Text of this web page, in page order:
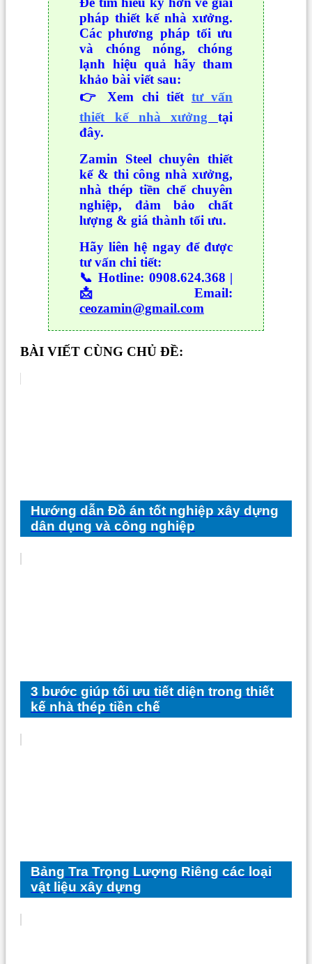
pháp thiết kế nhà xưởng.
Các phương pháp tối ưu
và chóng nóng, chóng
lạnh hiệu quả hãy tham
khảo bài viết sau:
👉 Xem chi tiết tư vấn
thiết kế nhà xưởng tại
đây.
Zamin Steel chuyên thiết
kế & thi công nhà xưởng,
nhà thép tiền chế chuyên
nghiệp, đảm bảo chất
lượng & giá thành tối ưu.
Hãy liên hệ ngay để được
tư vấn chi tiết:
📞 Hotline: 0908.624.368 |
📩 Email:
ceozamin@gmail.com
BÀI VIẾT CÙNG CHỦ ĐỀ:
Hướng dẫn Đồ án tốt nghiệp xây dựng
dân dụng và công nghiệp
3 bước giúp tối ưu tiết diện trong thiết
kế nhà thép tiền chế
Bảng Tra Trọng Lượng Riêng các loại
vật liệu xây dựng